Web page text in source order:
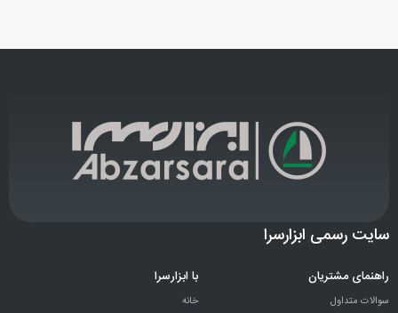
سایت رسمی ابزارسرا
راهنمای مشتریان
سوالات متداول
با ابزارسرا
خانه